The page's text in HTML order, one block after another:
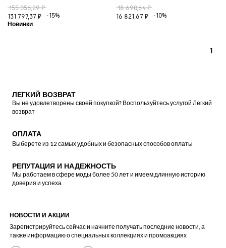
155 056,29 ₽
131 797,37 ₽
-15%
18 690,64 ₽
16 821,67 ₽
-10%
1
ЛЕГКИЙ ВОЗВРАТ
Вы не удовлетворены своей покупкой? Воспользуйтесь услугой Легкий
возврат
ОПЛАТА
Выберете из 12 самых удобных и безопасных способов оплаты
РЕПУТАЦИЯ И НАДЕЖНОСТЬ
Мы работаем в сфере моды более 50 лет и имеем длинную историю
доверия и успеха
НОВОСТИ И АКЦИИ
Зарегистрируйтесь сейчас и начните получать последние новости, а
также информацию о специальных коллекциях и промоакциях